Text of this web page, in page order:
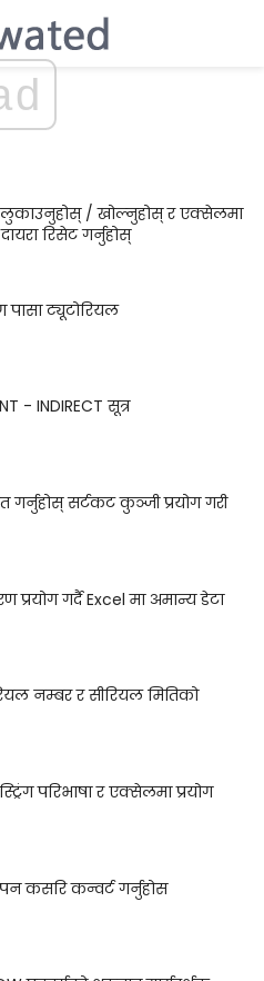
लुकाउनुहोस् / खोल्नुहोस् र एक्सेलमा
रिसेट गर्नुहोस्
ट्यूटोरियल
- INDIRECT सूत्र
सर्टकट कुञ्जी प्रयोग गरी
प्रयोग गर्दै Excel मा अमान्य डेटा
नम्बर र सीरियल मितिको
परिभाषा र एक्सेलमा प्रयोग
कसरि कन्वर्ट गर्नुहोस